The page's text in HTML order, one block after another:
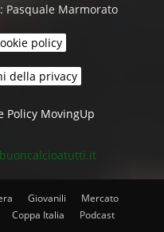
: Pasquale Marmorato
policy
della privacy
Policy MovingUp
Giovanili
Mercato
Coppa Italia Podcast